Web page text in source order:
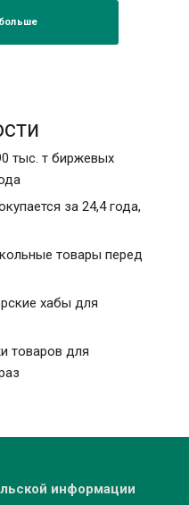
тыс. т биржевых
за 24,4 года,
товары перед
хабы для
товаров для
информации